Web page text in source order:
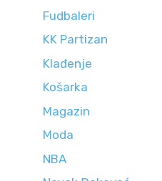
Fudbaleri
KK Partizan
Klađenje
Košarka
Magazin
Moda
NBA